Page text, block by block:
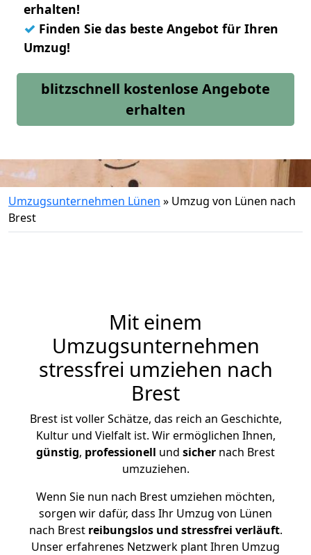
erhalten!
✓ Finden Sie das beste Angebot für Ihren
Umzug!
blitzschnell kostenlose Angebote
erhalten
Umzugsunternehmen Lünen » Umzug von Lünen nach
Brest
Mit einem
Umzugsunternehmen
stressfrei umziehen nach
Brest
Brest ist voller Schätze, das reich an Geschichte,
Kultur und Vielfalt ist. Wir ermöglichen Ihnen,
günstig, professionell und sicher nach Brest
umzuziehen.
Wenn Sie nun nach Brest umziehen möchten,
sorgen wir dafür, dass Ihr Umzug von Lünen
nach Brest reibungslos und stressfrei verläuft.
Unser erfahrenes Netzwerk plant Ihren Umzug